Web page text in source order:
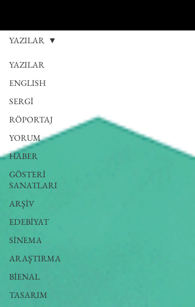
YAZILAR
ENGLISH
SERGİ
RÖPORTAJ
YORUM
HABER
GÖSTERİ
SANATLARI
ARŞİV
EDEBİYAT
SİNEMA
ARAŞTIRMA
BİENAL
TASARIM
YAZILAR